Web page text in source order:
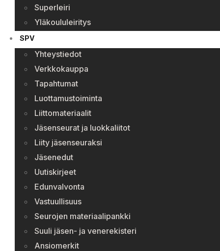
Superleiri
Yläkoululeiritys
SPV
Yhteystiedot
Verkkokauppa
Tapahtumat
Luottamustoiminta
Liittomateriaalit
Jäsenseurat ja luokkaliitot
Liity jäsenseuraksi
Jäsenedut
Uutiskirjeet
Edunvalvonta
Vastuullisuus
Seurojen materiaalipankki
Suuli jäsen- ja venerekisteri
Ansiomerkit